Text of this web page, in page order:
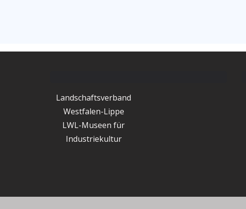
Landschaftsverband
Westfalen-Lippe
LWL-Museen für
Industriekultur